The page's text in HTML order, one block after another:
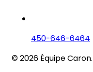
450-646-6464
© 2026 Équipe